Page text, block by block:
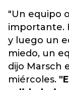
"Un equipo
importante.
y luego un
miedo, un
dijo Marsch
miércoles.